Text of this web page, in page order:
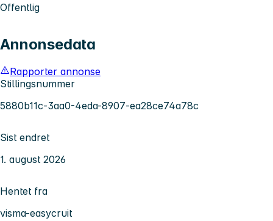
Offentlig
Annonsedata
Rapporter annonse
Stillingsnummer
5880b11c-3aa0-4eda-8907-ea28ce74a78c
Sist endret
1. august 2026
Hentet fra
visma-easycruit